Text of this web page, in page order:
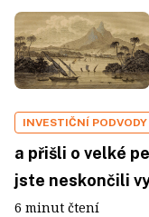
INVESTIČNÍ PODVODY
a přišli o velké
jste neskončili
6 minut čtení